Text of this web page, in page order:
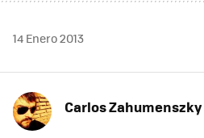
14 Enero 2013
Carlos Zahumenszky